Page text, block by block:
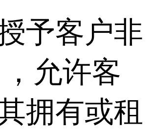
予客户非
允许客
拥有或租